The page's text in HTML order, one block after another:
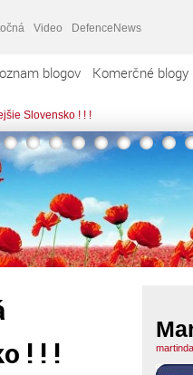
Video DefenceNews
blogov Komerčné blogy
Slovensko ! ! !
! ! !